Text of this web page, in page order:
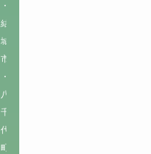
・
結
城
市
・
八
千
代
町